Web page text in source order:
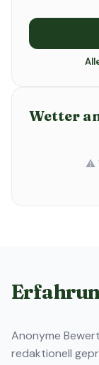
Wetter
⚠️
Anonyme
redaktionell